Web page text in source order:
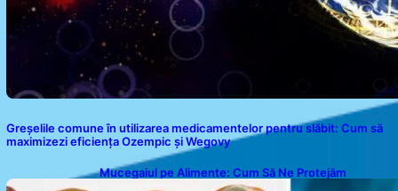
Greșelile comune în utilizarea medicamentelor pentru slăbit: Cum să
maximizezi eficiența Ozempic și Wegovy
Mucegaiul pe Alimente: Cum Să Ne Protejăm
Sănătatea?